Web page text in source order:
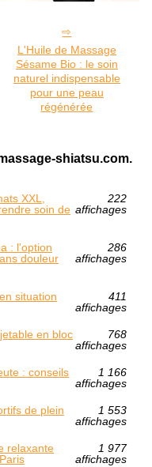
L'Huile de Massage
Sésame Bio : le soin
naturel indispensable
pour une peau
régénérée
shiatsu.com.
XXL,
soin de
222
affichages
: l’option
douleur
286
affichages
situation
411
affichages
en bloc
768
affichages
: conseils
1 166
affichages
de plein
1 553
affichages
relaxante
1 977
affichages